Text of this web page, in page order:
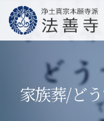
家族葬/ど